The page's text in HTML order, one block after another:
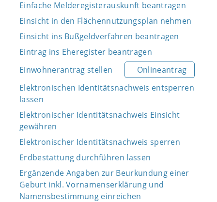
Einfache Melderegisterauskunft beantragen
Einsicht in den Flächennutzungsplan nehmen
Einsicht ins Bußgeldverfahren beantragen
Eintrag ins Eheregister beantragen
Einwohnerantrag stellen
Onlineantrag
Elektronischen Identitätsnachweis entsperren
lassen
Elektronischer Identitätsnachweis Einsicht
gewähren
Elektronischer Identitätsnachweis sperren
Erdbestattung durchführen lassen
Ergänzende Angaben zur Beurkundung einer
Geburt inkl. Vornamenserklärung und
Namensbestimmung einreichen